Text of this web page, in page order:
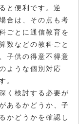
と便利です。逆
合は、その点も考
ごとに通信教育を
数などの教科ごと
子供の得意不得意
ような個別対応
。
く検討する必要が
あるかどうか、子
かどうかを確認し